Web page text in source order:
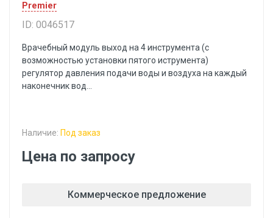
Premier
ID: 0046517
Врачебный модуль выход на 4 инструмента (с
возможностью установки пятого иструмента)
регулятор давления подачи воды и воздуха на каждый
наконечник вод...
Наличие: Под заказ
Цена по запросу
Коммерческое предложение